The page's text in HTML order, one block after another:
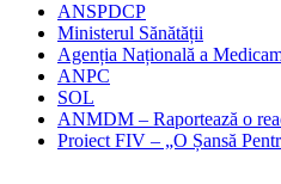
ANSPDCP
Ministerul Sănătății
Agenția Națională a
ANPC
SOL
ANMDM – Raportează o
Proiect FIV – „O Șansă